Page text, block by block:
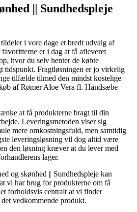
|| Sundhedspleje
i vore dage et bredt udvalg af
er i dag at få afleveret
hvor du selv henter de købte
tidspunkt. Fragtløsningen er jo virkelig
tilfælde tilmed den mindst kostelige
af Rømer Aloe Vera fl. Håndsæbe
at få produkterne bragt til din
Leveringsmetoden viser sig
mere omkostningsfuld, men samtidig
leveringsløsning vil dog altid være
den løsning kræver at du lever med
lager.
og skønhed || Sundhedspleje kan
vi har brug for produkterne om få
forholdsvis centralt at vi finder
vedkommende produkt.